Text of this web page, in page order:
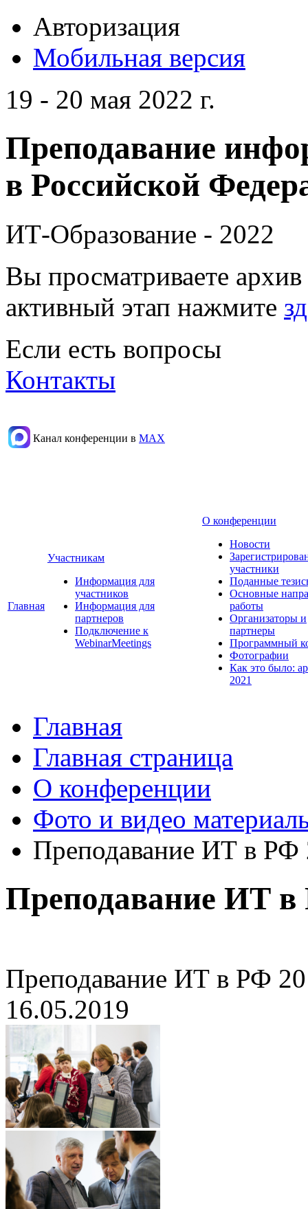
Авторизация
Мобильная версия
19 - 20 мая 2022 г.
Преподавание
в Российской
ИТ-Образование - 2022
Вы просматриваете
активный этап нажмите
Если есть вопросы
Контакты
Канал конференции в МАХ
Главная
Участникам
Информация для
участников
Информация для
партнеров
Подключение к
WebinarMeetings
О конференции
Новости
участники
Поданные
Основные
работы
Организаторы и
партнеры
Программный
Фотографии
Как это было:
2021
Главная
Главная страница
О конференции
Фото и видео
Преподавание ИТ в РФ
Преподавание ИТ в
Преподавание ИТ в РФ
16.05.2019